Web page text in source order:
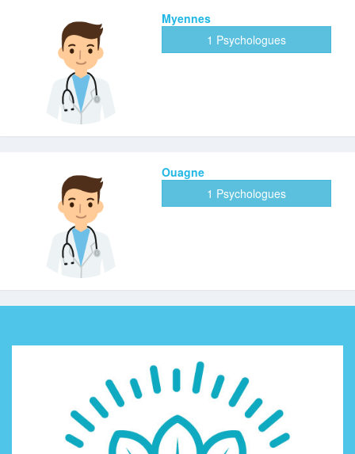
Myennes
1 Psychologues
Ouagne
1 Psychologues